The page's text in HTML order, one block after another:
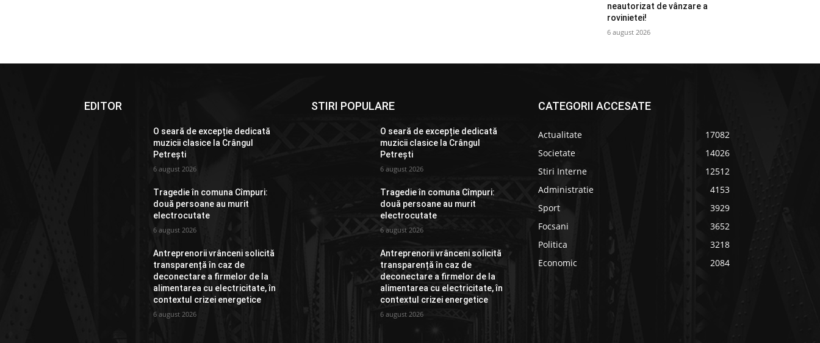
neautorizat de vânzare a
rovinietei!
6 august 2026
EDITOR
O seară de excepție dedicată
muzicii clasice la Crângul
Petrești
6 august 2026
Tragedie în comuna Cîmpuri:
două persoane au murit
electrocutate
6 august 2026
Antreprenorii vrânceni solicită
transparență în caz de
deconectare a firmelor de la
alimentarea cu electricitate, în
contextul crizei energetice
6 august 2026
STIRI POPULARE
O seară de excepție dedicată
muzicii clasice la Crângul
Petrești
6 august 2026
Tragedie în comuna Cîmpuri:
două persoane au murit
electrocutate
6 august 2026
Antreprenorii vrânceni solicită
transparență în caz de
deconectare a firmelor de la
alimentarea cu electricitate, în
contextul crizei energetice
6 august 2026
CATEGORII ACCESATE
Actualitate
17082
Societate
14026
Stiri Interne
12512
Administratie
4153
Sport
3929
Focsani
3652
Politica
3218
Economic
2084